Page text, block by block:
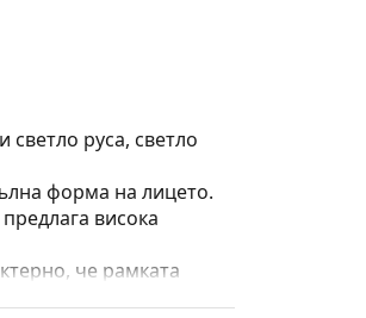
руса, светло
форма на лицето.
висока
че рамката